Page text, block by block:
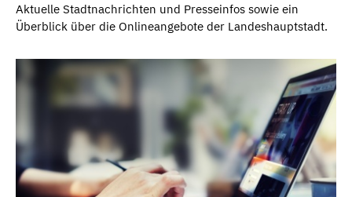
Aktuelle Stadtnachrichten und Presseinfos sowie ein
Überblick über die Onlineangebote der Landeshauptstadt.